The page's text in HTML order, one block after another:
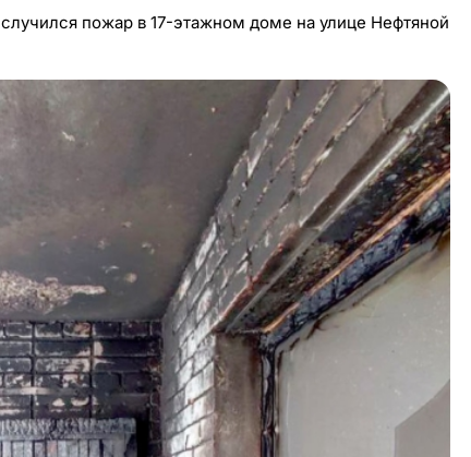
случился пожар в 17-этажном доме на улице Нефтяной